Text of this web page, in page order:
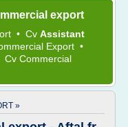
export
• Cv Assistant
Export •
Cv Commercial
»